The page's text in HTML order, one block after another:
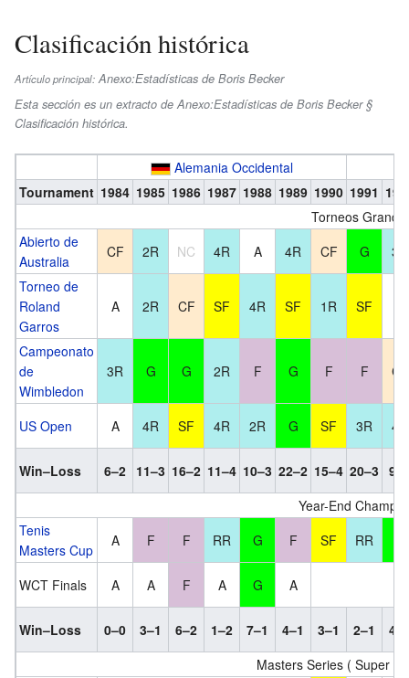
Clasificación histórica
Artículo principal: Anexo:Estadísticas de Boris Becker
Esta sección es un extracto de Anexo:Estadísticas de Boris Becker §
Clasificación histórica.
Alemania Occidental
Tournament 1984 1985 1986 1987 1988 1989 1990 1991
Torneos Grand
Abierto de
Australia
CF 2R NC 4R A 4R CF G
3R
Torneo de
Roland
Garros
A 2R CF SF 4R SF 1R SF
Campeonato
de
Wimbledon
3R G G 2R F G F F CF
US Open A 4R SF 4R 2R G SF 3R 4R
Win–Loss 6–2 11–3 16–2 11–4 10–3 22–2 15–4 20–3
Year-End
Tenis
Masters Cup
A F F RR G F SF RR
WCT Finals A A F A G A
Win–Loss 0–0 3–1 6–2 1–2 7–1 4–1 3–1 2–1
Masters Series ( Super 9